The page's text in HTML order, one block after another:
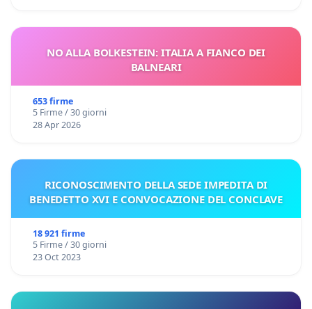
NO ALLA BOLKESTEIN: ITALIA A FIANCO DEI
BALNEARI
653 firme
5 Firme / 30 giorni
28 Apr 2026
RICONOSCIMENTO DELLA SEDE IMPEDITA DI
BENEDETTO XVI E CONVOCAZIONE DEL CONCLAVE
18 921 firme
5 Firme / 30 giorni
23 Oct 2023